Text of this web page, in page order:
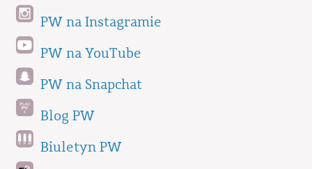
PW na Instagramie
PW na YouTube
PW na Snapchat
Blog PW
Biuletyn PW